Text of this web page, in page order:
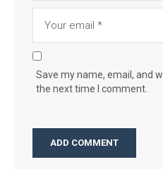
Save my name, email, and
the next time I comment.